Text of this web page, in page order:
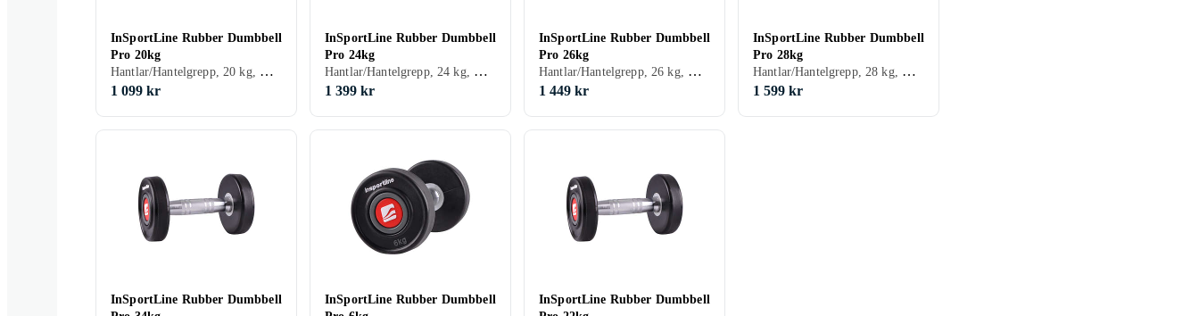
InSportLine Rubber Dumbbell
Pro 20kg
Hantlar/Hantelgrepp, 20 kg, Gummi
1 099 kr
InSportLine Rubber Dumbbell
Pro 24kg
Hantlar/Hantelgrepp, 24 kg, Gummi
1 399 kr
InSportLine Rubber Dumbbell
Pro 26kg
Hantlar/Hantelgrepp, 26 kg, Gummi
1 449 kr
InSportLine Rubber Dumbbell
Pro 28kg
Hantlar/Hantelgrepp, 28 kg, Gummi
1 599 kr
InSportLine Rubber Dumbbell
InSportLine Rubber Dumbbell
InSportLine Rubber Dumbbell